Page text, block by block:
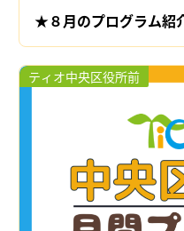
★８月のプログラム紹
ティオ中央区役所前